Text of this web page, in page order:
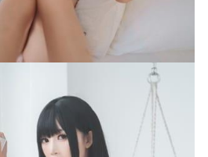
19MB]
2025-08-14
VOL.795 尤妮丝Egg[60+1P／
护士[33P-304MB]
2022-07-12